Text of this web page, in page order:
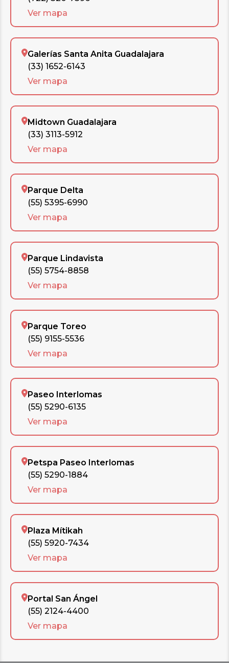
Ver mapa
Galerías Santa Anita Guadalajara
(33) 1652-6143
Ver mapa
Midtown Guadalajara
(33) 3113-5912
Ver mapa
Parque Delta
(55) 5395-6990
Ver mapa
Parque Lindavista
(55) 5754-8858
Ver mapa
Parque Toreo
(55) 9155-5536
Ver mapa
Paseo Interlomas
(55) 5290-6135
Ver mapa
Petspa Paseo Interlomas
(55) 5290-1884
Ver mapa
Plaza Mítikah
(55) 5920-7434
Ver mapa
Portal San Ángel
(55) 2124-4400
Ver mapa